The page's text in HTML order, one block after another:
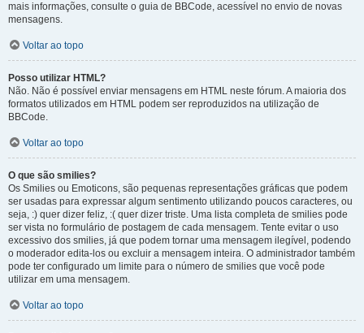
mais informações, consulte o guia de BBCode, acessível no envio de novas
mensagens.
Voltar ao topo
Posso utilizar HTML?
Não. Não é possível enviar mensagens em HTML neste fórum. A maioria dos
formatos utilizados em HTML podem ser reproduzidos na utilização de
BBCode.
Voltar ao topo
O que são smilies?
Os Smilies ou Emoticons, são pequenas representações gráficas que podem
ser usadas para expressar algum sentimento utilizando poucos caracteres, ou
seja, :) quer dizer feliz, :( quer dizer triste. Uma lista completa de smilies pode
ser vista no formulário de postagem de cada mensagem. Tente evitar o uso
excessivo dos smilies, já que podem tornar uma mensagem ilegível, podendo
o moderador edita-los ou excluir a mensagem inteira. O administrador também
pode ter configurado um limite para o número de smilies que você pode
utilizar em uma mensagem.
Voltar ao topo